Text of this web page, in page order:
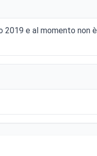
2019 e al momento non è